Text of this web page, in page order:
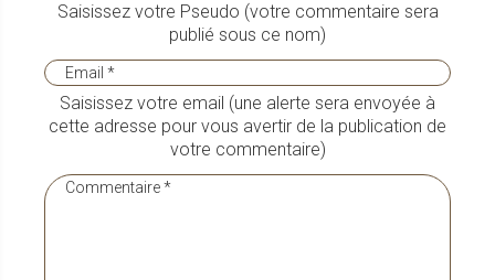
Saisissez votre Pseudo (votre commentaire sera
publié sous ce nom)
Saisissez votre email (une alerte sera envoyée à
cette adresse pour vous avertir de la publication de
votre commentaire)